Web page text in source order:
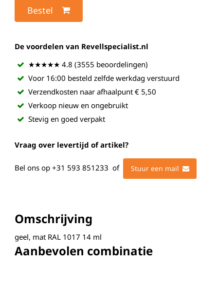
Bestel
De voordelen van Revellspecialist.nl
★★★★★ 4.8 (3555 beoordelingen)
Voor 16:00 besteld zelfde werkdag verstuurd
Verzendkosten naar afhaalpunt € 5,50
Verkoop nieuw en ongebruikt
Stevig en goed verpakt
Vraag over levertijd of artikel?
Bel ons op +31 593 851233 of Stuur een mail
Omschrijving
geel, mat RAL 1017 14 ml
Aanbevolen combinatie